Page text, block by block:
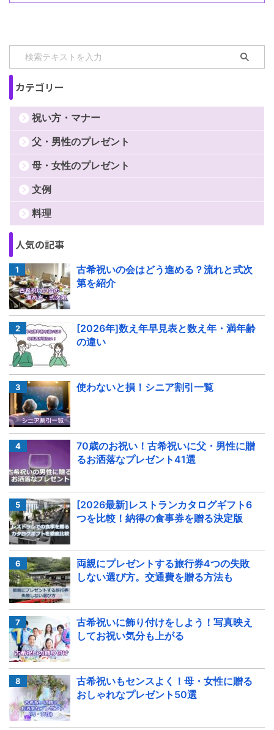
カテゴリー
祝い方・マナー
父・男性のプレゼント
母・女性のプレゼント
文例
料理
人気の記事
古希祝いの会はどう進める？流れと式次
第を紹介
[2026年]数え年早見表と数え年・満年齢
の違い
使わないと損！シニア割引一覧
70歳のお祝い！古希祝いに父・男性に贈
るお洒落なプレゼント41選
[2026最新]レストランカタログギフト6
つを比較！納得の食事券を贈る決定版
両親にプレゼントする旅行券4つの失敗
しない選び方。交通費を贈る方法も
古希祝いに飾り付けをしよう！写真映え
してお祝い気分も上がる
古希祝いもセンスよく！母・女性に贈る
おしゃれなプレゼント50選